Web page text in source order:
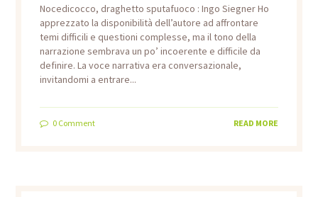
Nocedicocco, draghetto sputafuoco : Ingo Siegner Ho
apprezzato la disponibilità dell’autore ad affrontare
temi difficili e questioni complesse, ma il tono della
narrazione sembrava un po’ incoerente e difficile da
definire. La voce narrativa era conversazionale,
invitandomi a entrare...
0Comment READ MORE